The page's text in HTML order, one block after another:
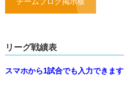
リーグ戦績表
スマホから1試合でも入力できます